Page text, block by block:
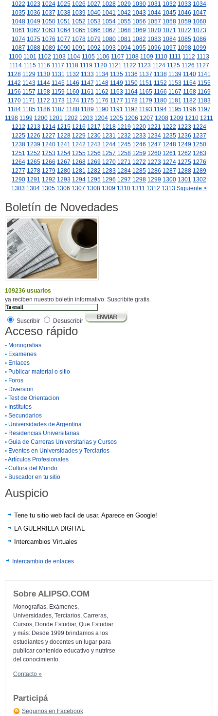
1022 1023 1024 1025 1026 1027 1028 1029 1030 1031 1032 1033 1034
1035 1036 1037 1038 1039 1040 1041 1042 1043 1044 1045 1046 1047
1048 1049 1050 1051 1052 1053 1054 1055 1056 1057 1058 1059 1060
1061 1062 1063 1064 1065 1066 1067 1068 1069 1070 1071 1072 1073
1074 1075 1076 1077 1078 1079 1080 1081 1082 1083 1084 1085 1086
1087 1088 1089 1090 1091 1092 1093 1094 1095 1096 1097 1098 1099
1100 1101 1102 1103 1104 1105 1106 1107 1108 1109 1110 1111 1112 1113
1114 1115 1116 1117 1118 1119 1120 1121 1122 1123 1124 1125 1126 1127
1128 1129 1130 1131 1132 1133 1134 1135 1136 1137 1138 1139 1140 1141
1142 1143 1144 1145 1146 1147 1148 1149 1150 1151 1152 1153 1154 1155
1156 1157 1158 1159 1160 1161 1162 1163 1164 1165 1166 1167 1168 1169
1170 1171 1172 1173 1174 1175 1176 1177 1178 1179 1180 1181 1182 1183
1184 1185 1186 1187 1188 1189 1190 1191 1192 1193 1194 1195 1196 1197
1198 1199 1200 1201 1202 1203 1204 1205 1206 1207 1208 1209 1210 1211
1212 1213 1214 1215 1216 1217 1218 1219 1220 1221 1222 1223 1224
1225 1226 1227 1228 1229 1230 1231 1232 1233 1234 1235 1236 1237
1238 1239 1240 1241 1242 1243 1244 1245 1246 1247 1248 1249 1250
1251 1252 1253 1254 1255 1256 1257 1258 1259 1260 1261 1262 1263
1264 1265 1266 1267 1268 1269 1270 1271 1272 1273 1274 1275 1276
1277 1278 1279 1280 1281 1282 1283 1284 1285 1286 1287 1288 1289
1290 1291 1292 1293 1294 1295 1296 1297 1298 1299 1300 1301 1302
1303 1304 1305 1306 1307 1308 1309 1310 1311 1312 1313 Siguiente >
Boletín de Novedades
109236 usuarios
ya reciben nuestro boletín informativo. Suscribite gratis.
Suscribir Desuscribir
Acceso rápido
• Monografias
• Examenes
• Enlaces
• Publicar material o sitio
• Foros
• Diversion
• Test de Orientacion
• Institutos
• Secundarios
• Universidades de Argentina
• Residencias Universitarias
• Guia de Carreras Universitarias y Cursos
• Eventos en Universidades y Terciarios
•Artículos Profesionales
• Cultura del Mundo
• Buscador en tu sitio
Auspicio
Tene tu sitio web facil de usar. Aparece en Google!
LA GUERRILLA DIGITAL
Intercambios Virtuales
Intercambio de enlaces
Sobre ALIPSO.COM
Monografias, Exámenes,
Universidades, Terciarios, Carreras,
Cursos, Donde Estudiar, Que Estudiar
y más: Desde 1999 brindamos a los
estudiantes y docentes un lugar para
publicar contenido educativo y nutrirse
del conocimiento.
Contacto »
Participá
Seguinos en Facebook